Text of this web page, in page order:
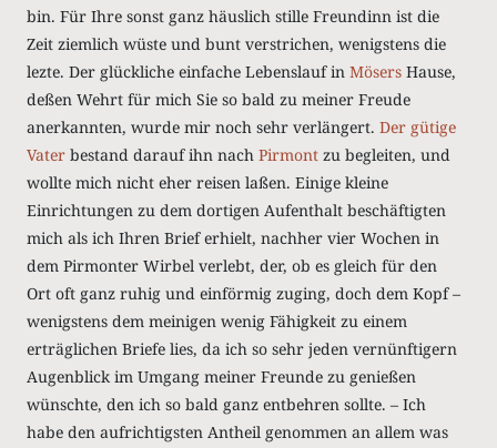
bin. Für Ihre sonst ganz häuslich stille Freundinn ist die
Zeit ziemlich wüste und bunt verstrichen, wenigstens die
lezte. Der glückliche einfache Lebenslauf in Mösers Hause,
deßen Wehrt für mich Sie so bald zu meiner Freude
anerkannten, wurde mir noch sehr verlängert. Der gütige
Vater bestand darauf ihn nach Pirmont zu begleiten, und
wollte mich nicht eher reisen laßen. Einige kleine
Einrichtungen zu dem dortigen Aufenthalt beschäftigten
mich als ich Ihren Brief erhielt, nachher vier Wochen in
dem Pirmonter Wirbel verlebt, der, ob es gleich für den
Ort oft ganz ruhig und einförmig zuging, doch dem Kopf –
wenigstens dem meinigen wenig Fähigkeit zu einem
erträglichen Briefe lies, da ich so sehr jeden vernünftigern
Augenblick im Umgang meiner Freunde zu genießen
wünschte, den ich so bald ganz entbehren sollte. – Ich
habe den aufrichtigsten Antheil genommen an allem was